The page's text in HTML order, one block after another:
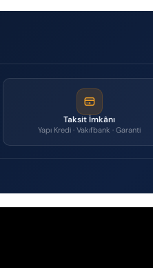
Taksit İmkânı
Yapı Kredi · Vakıfbank · Garanti